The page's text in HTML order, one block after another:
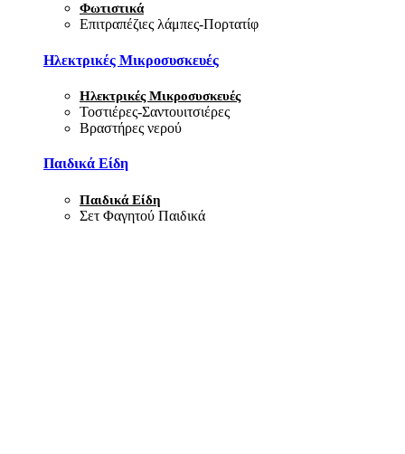
Φωτιστικά
Επιτραπέζιες λάμπες-Πορτατίφ
Ηλεκτρικές Μικροσυσκευές
Ηλεκτρικές Μικροσυσκευές
Τοστιέρες-Σαντουιτσιέρες
Βραστήρες νερού
Παιδικά Είδη
Παιδικά Είδη
Σετ Φαγητού Παιδικά